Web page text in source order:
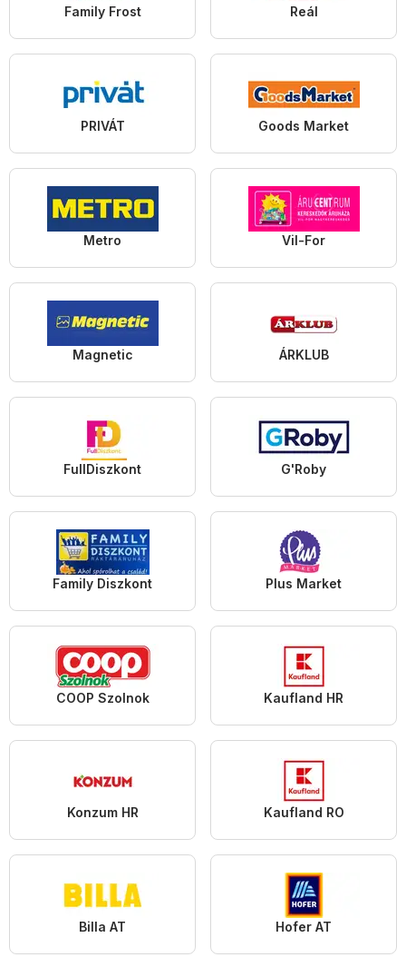
Family Frost Reál
PRIVÁT Goods Market
Metro Vil-For
Magnetic ÁRKLUB
FullDiszkont G'Roby
Family Diszkont Plus Market
COOP Szolnok Kaufland HR
Konzum HR Kaufland RO
Billa AT Hofer AT